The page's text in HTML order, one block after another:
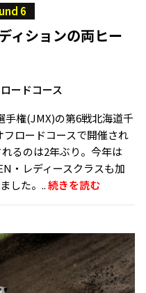
6
ィションの両ヒー
ードコース
手権(JMX)の第6戦北海道千
ロードコースで開催され
るのは2年ぶり。今年は
・レディースクラスも加
した。..続きを読む